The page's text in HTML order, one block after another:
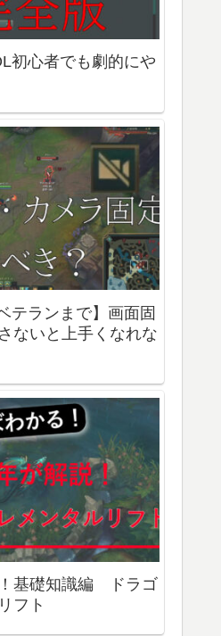
初心者でも劇的にや
テランまで】画面固
ないと上手くなれな